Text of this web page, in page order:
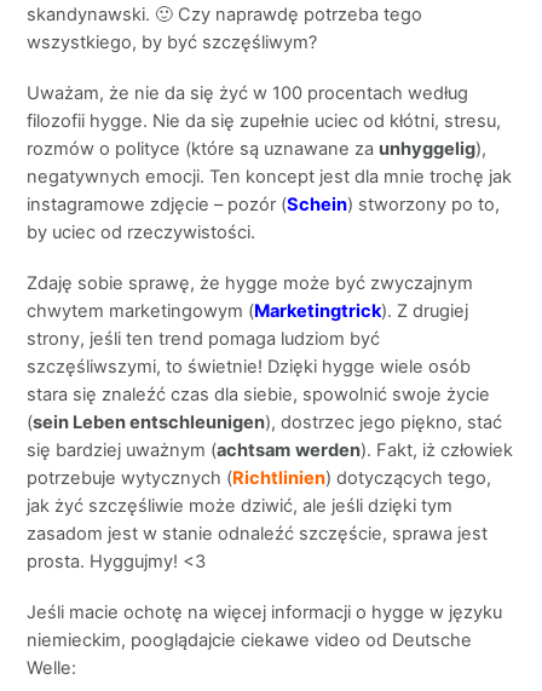
skandynawski. 🙂 Czy naprawdę potrzeba tego
wszystkiego, by być szczęśliwym?
Uważam, że nie da się żyć w 100 procentach według
filozofii hygge. Nie da się zupełnie uciec od kłótni, stresu,
rozmów o polityce (które są uznawane za unhyggelig),
negatywnych emocji. Ten koncept jest dla mnie trochę jak
instagramowe zdjęcie – pozór (Schein) stworzony po to,
by uciec od rzeczywistości.
Zdaję sobie sprawę, że hygge może być zwyczajnym
chwytem marketingowym (Marketingtrick). Z drugiej
strony, jeśli ten trend pomaga ludziom być
szczęśliwszymi, to świetnie! Dzięki hygge wiele osób
stara się znaleźć czas dla siebie, spowolnić swoje życie
(sein Leben entschleunigen), dostrzec jego piękno, stać
się bardziej uważnym (achtsam werden). Fakt, iż człowiek
potrzebuje wytycznych (Richtlinien) dotyczących tego,
jak żyć szczęśliwie może dziwić, ale jeśli dzięki tym
zasadom jest w stanie odnaleźć szczęście, sprawa jest
prosta. Hyggujmy! <3
Jeśli macie ochotę na więcej informacji o hygge w języku
niemieckim, pooglądajcie ciekawe video od Deutsche
Welle: